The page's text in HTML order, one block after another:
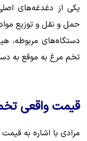
یکی از دغدغه‌های
حمل و نقل و توزیع
دستگاه‌های مربوطه،
تخم مرغ به موقع به
قیمت واقعی
مرادی با اشاره به